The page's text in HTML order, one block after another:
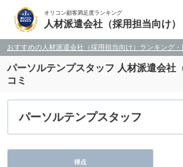
オリコン顧客満足度ランキング
人材派遣会社（採用担当向け）
おすすめの人材派遣会社（採用担当向け）ランキング・
パーソルテンプスタッフ 人材派遣会社
コミ
パーソルテンプスタッフ
得点